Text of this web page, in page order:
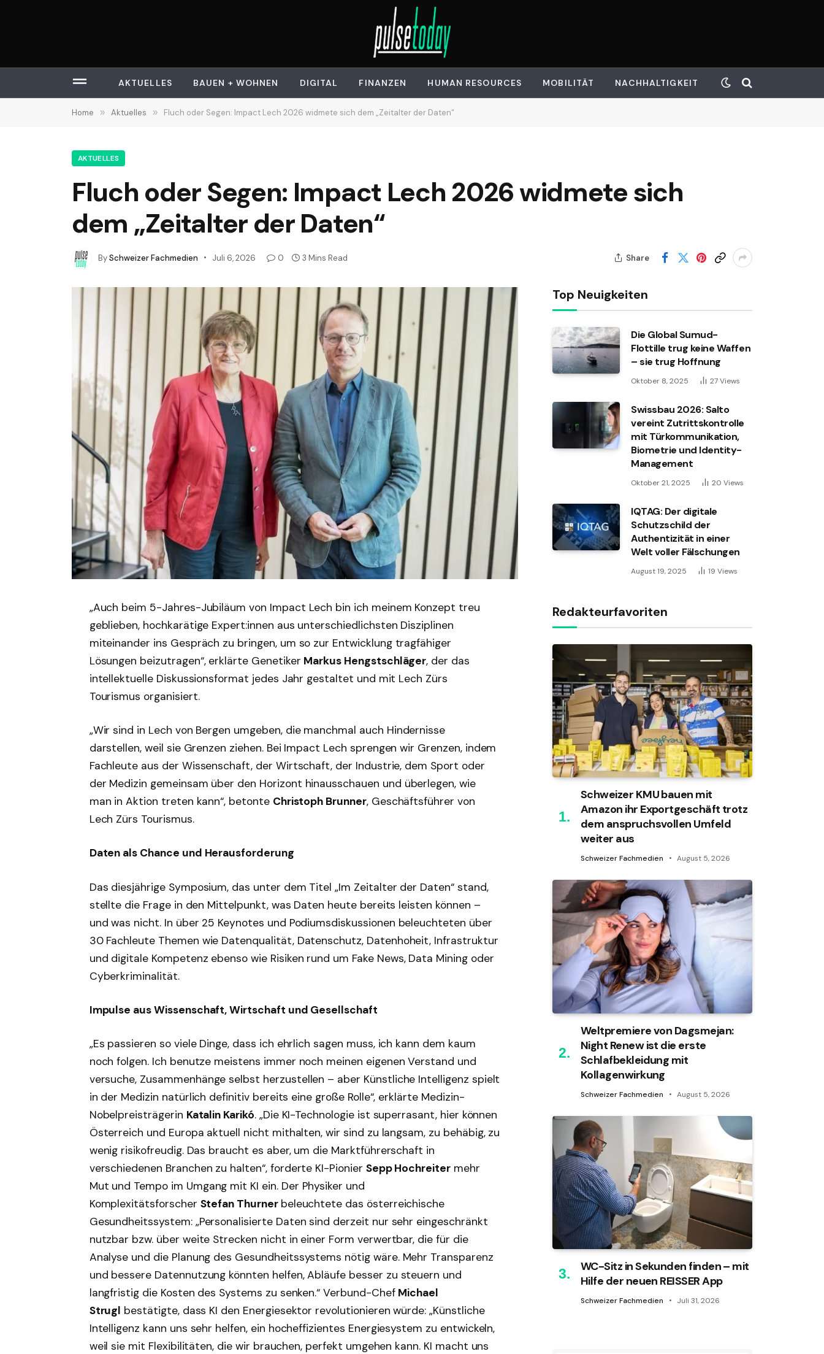
AKTUELLES BAUEN + WOHNEN DIGITAL FINANZEN HUMAN RESOURCES MOBILITÄT NACHHALTIGKEIT
Home » Aktuelles » Fluch oder Segen: Impact Lech 2026 widmete sich dem „Zeitalter der Daten“
AKTUELLES
Fluch oder Segen: Impact Lech 2026 widmete sich
dem „Zeitalter der Daten“
BySchweizer Fachmedien Juli 6, 2026 0 3 Mins Read Share
„Auch beim 5-Jahres-Jubiläum von Impact Lech bin ich meinem Konzept treu
geblieben, hochkarätige Expert:innen aus unterschiedlichsten Disziplinen
miteinander ins Gespräch zu bringen, um so zur Entwicklung tragfähiger
Lösungen beizutragen“, erklärte Genetiker Markus Hengstschläger, der das
intellektuelle Diskussionsformat jedes Jahr gestaltet und mit Lech Zürs
Tourismus organisiert.
„Wir sind in Lech von Bergen umgeben, die manchmal auch Hindernisse
darstellen, weil sie Grenzen ziehen. Bei Impact Lech sprengen wir Grenzen, indem
Fachleute aus der Wissenschaft, der Wirtschaft, der Industrie, dem Sport oder
der Medizin gemeinsam über den Horizont hinausschauen und überlegen, wie
man in Aktion treten kann“, betonte Christoph Brunner, Geschäftsführer von
Lech Zürs Tourismus.
Daten als Chance und Herausforderung
Das diesjährige Symposium, das unter dem Titel „Im Zeitalter der Daten“ stand,
stellte die Frage in den Mittelpunkt, was Daten heute bereits leisten können –
und was nicht. In über 25 Keynotes und Podiumsdiskussionen beleuchteten über
30 Fachleute Themen wie Datenqualität, Datenschutz, Datenhoheit, Infrastruktur
und digitale Kompetenz ebenso wie Risiken rund um Fake News, Data Mining oder
Cyberkriminalität.
Impulse aus Wissenschaft, Wirtschaft und Gesellschaft
„Es passieren so viele Dinge, dass ich ehrlich sagen muss, ich kann dem kaum
noch folgen. Ich benutze meistens immer noch meinen eigenen Verstand und
versuche, Zusammenhänge selbst herzustellen – aber Künstliche Intelligenz spielt
in der Medizin natürlich definitiv bereits eine große Rolle“, erklärte Medizin-
Nobelpreisträgerin Katalin Karikó. „Die KI-Technologie ist superrasant, hier können
Österreich und Europa aktuell nicht mithalten, wir sind zu langsam, zu behäbig, zu
wenig risikofreudig. Das braucht es aber, um die Marktführerschaft in
verschiedenen Branchen zu halten“, forderte KI-Pionier Sepp Hochreitermehr
Mut und Tempo im Umgang mit KI ein. Der Physiker und
Komplexitätsforscher Stefan Thurner beleuchtete das österreichische
Gesundheitssystem: „Personalisierte Daten sind derzeit nur sehr eingeschränkt
nutzbar bzw. über weite Strecken nicht in einer Form verwertbar, die für die
Analyse und die Planung des Gesundheitssystems nötig wäre. Mehr Transparenz
und bessere Datennutzung könnten helfen, Abläufe besser zu steuern und
langfristig die Kosten des Systems zu senken.“ Verbund-Chef Michael
Strugl bestätigte, dass KI den Energiesektor revolutionieren würde: „Künstliche
Intelligenz kann uns sehr helfen, ein hocheffizientes Energiesystem zu entwickeln,
weil sie mit Flexibilitäten, die wir brauchen, perfekt umgehen kann. KI macht uns
Top Neuigkeiten
Die Global Sumud-
Flottille trug keine Waffen
– sie trug Hoffnung
Oktober 8, 2025 27Views
Swissbau 2026: Salto
vereint Zutrittskontrolle
mit Türkommunikation,
Biometrie und Identity-
Management
Oktober 21, 2025 20 Views
IQTAG: Der digitale
Schutzschild der
Authentizität in einer
Welt voller Fälschungen
August 19, 2025 19 Views
Redakteurfavoriten
Schweizer KMU bauen mit
Amazon ihr Exportgeschäft trotz
dem anspruchsvollen Umfeld
weiter aus
Schweizer Fachmedien August 5, 2026
Weltpremiere von Dagsmejan:
Night Renew ist die erste
Schlafbekleidung mit
Kollagenwirkung
Schweizer Fachmedien August 5, 2026
WC-Sitz in Sekunden finden – mit
Hilfe der neuen REISSER App
Schweizer Fachmedien Juli 31, 2026